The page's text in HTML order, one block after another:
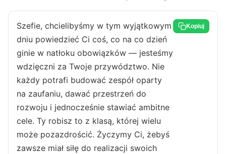
Szefie, chcielibyśmy w tym wyjątkowym
dniu powiedzieć Ci coś, co na co dzień
ginie w natłoku obowiązków — jesteśmy
wdzięczni za Twoje przywództwo. Nie
każdy potrafi budować zespół oparty
na zaufaniu, dawać przestrzeń do
rozwoju i jednocześnie stawiać ambitne
cele. Ty robisz to z klasą, której wielu
może pozazdrościć. Życzymy Ci, żebyś
zawsze miał siłę do realizacji swoich
Kopiuj